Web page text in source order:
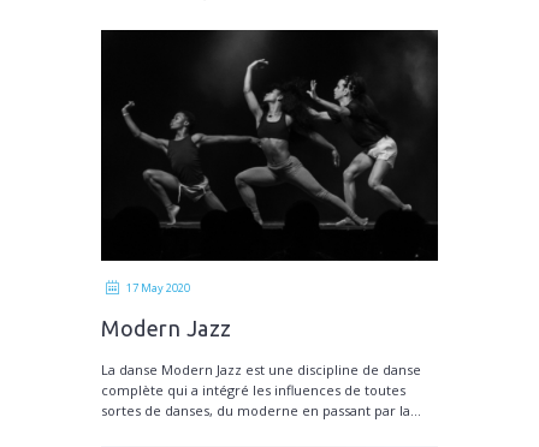
17 May 2020
Modern Jazz
La danse Modern Jazz est une discipline de danse
complète qui a intégré les influences de toutes
sortes de danses, du moderne en passant par la...